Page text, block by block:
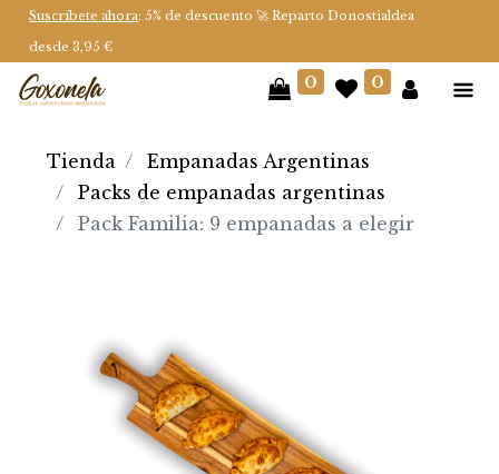
Suscríbete ahora: 5% de descuento 🚀 Reparto Donostialdea
desde 3,95 €
0 0
Tienda
Empanadas Argentinas
Packs de empanadas argentinas
Pack Familia: 9 empanadas a elegir